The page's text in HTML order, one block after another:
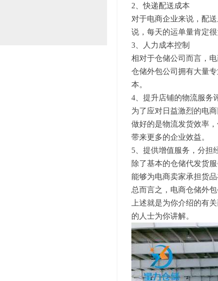
2、快递配送成本
对于电商企业来说，配
说，每天的运单量肯定
3、人力成本控制
相对于仓储公司而言，
仓储外包公司拥有大量
本。
4、提升店铺的物流服务
为了应对日益激烈的电
做好的是物流发货效率
带来更多的企业效益。
5、提供增值服务，分担
除了基本的仓储代发货
能够为电商卖家承担货
总而言之，电商仓储外
上述就是为你介绍的有
的人士为你讲解。